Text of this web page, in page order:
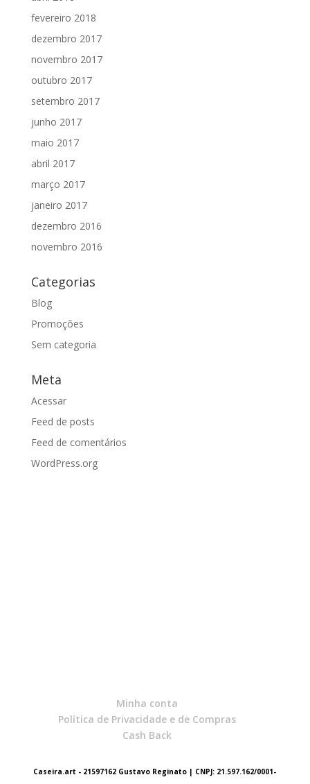
fevereiro 2018
dezembro 2017
novembro 2017
outubro 2017
setembro 2017
junho 2017
maio 2017
abril 2017
março 2017
janeiro 2017
dezembro 2016
novembro 2016
Categorias
Blog
Promoções
Sem categoria
Meta
Acessar
Feed de posts
Feed de comentários
WordPress.org
Minha conta
Política de Privacidade e de Compras
Cash Back
Caseira.art - 21597162 Gustavo Reginato | CNPJ: 21.597.162/0001-